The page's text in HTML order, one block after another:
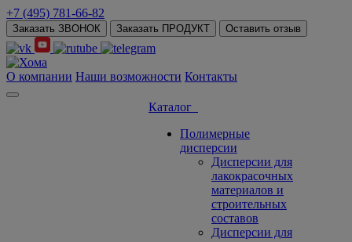
+7 (495) 781-66-82
Заказать ЗВОНОК Заказать ПРОДУКТ Оставить отзыв
О компании Наши возможности Контакты
Каталог
Полимерные
дисперсии
Дисперсии для
лакокрасочных
материалов и
строительных
составов
Дисперсии для